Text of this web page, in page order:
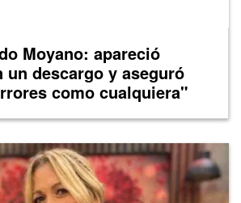
Moyano: apareció
un descargo y aseguró
como cualquiera"